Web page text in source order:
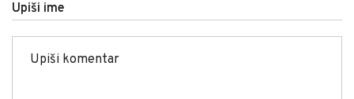
Upiši ime